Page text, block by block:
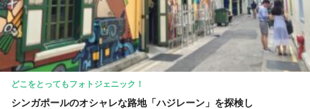
どこをとってもフォトジェニック！
シンガポールのオシャレな路地「ハジレーン」を探検し